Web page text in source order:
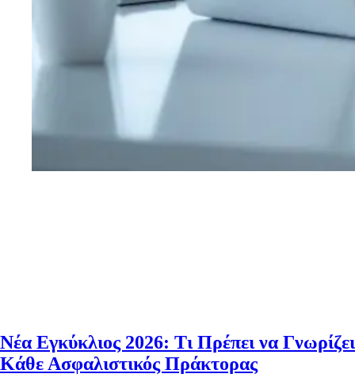
Νέα Εγκύκλιος 2026: Τι Πρέπει να Γνωρίζει
Κάθε Ασφαλιστικός Πράκτορας